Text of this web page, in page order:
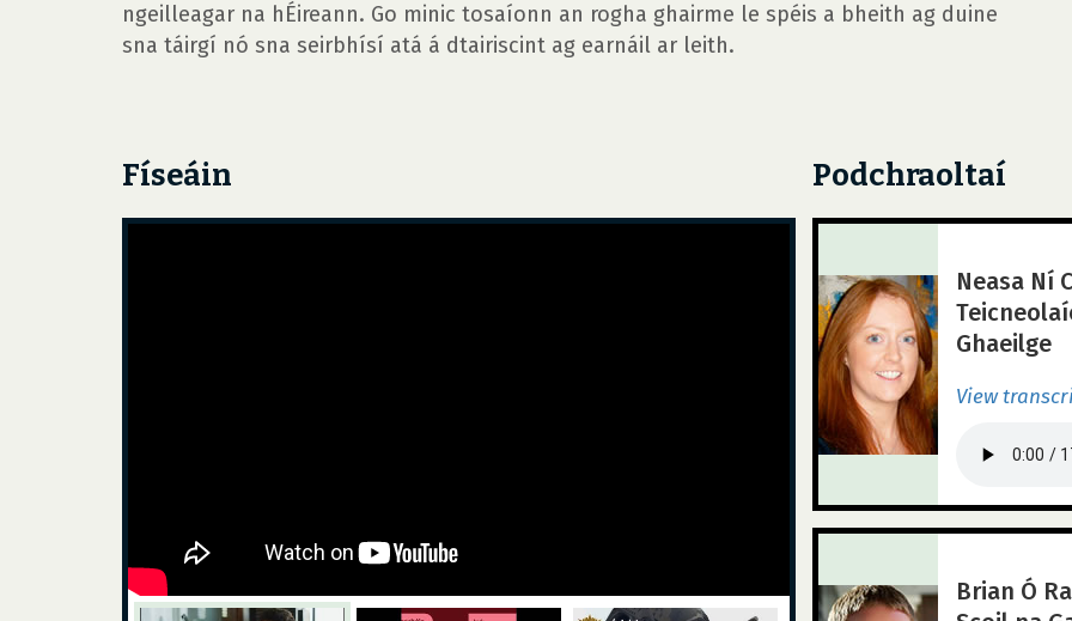
ngeilleagar na hÉireann. Go minic tosaíonn an rogha ghairme le spéis a bheith ag duine
sna táirgí nó sna seirbhísí atá á dtairiscint ag earnáil ar leith.
Físeáin Podchraoltaí
Neasa Ní
Ghaeilge
View
Brian Ó